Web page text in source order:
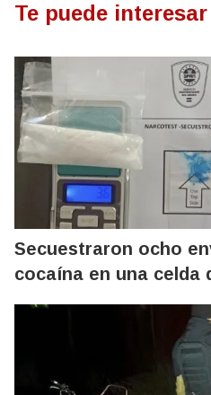
Te puede interesar
Secuestraron ocho
cocaína en una celda